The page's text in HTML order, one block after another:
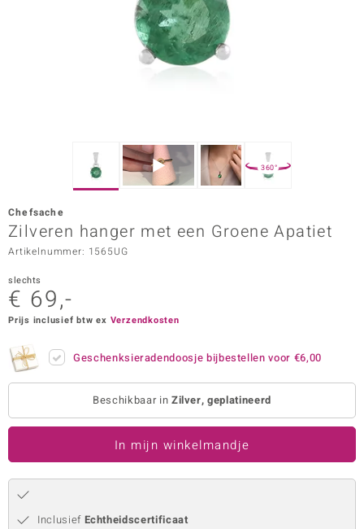
Vogue
in Italy
Paraíso
Collection
360°
Chefsache
Zilveren hanger met een Groene Apatiet
Artikelnummer: 1565UG
slechts
€ 69,-
Prijs inclusief btw ex Verzendkosten
Geschenksieradendoosje bijbestellen voor €6,00
Beschikbaar in Zilver, geplatineerd
In mijn winkelmandje
Inclusief Echtheidscertificaat